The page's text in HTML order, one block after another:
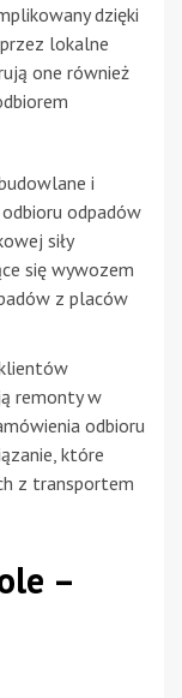
dzięki
lokalne
one również
i
odpadów
siły
się wywozem
z placów
remonty w
odbioru
które
z transportem
–